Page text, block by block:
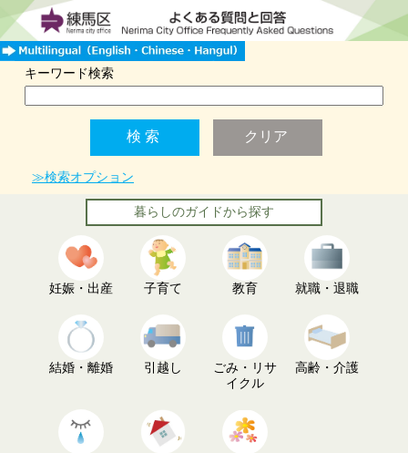
キーワード検索
≫検索オプション
暮らしのガイドから探す
妊娠・出産 子育て 教育 就職・退職
結婚・離婚 引越し
ごみ・リサ
イクル
高齢・介護